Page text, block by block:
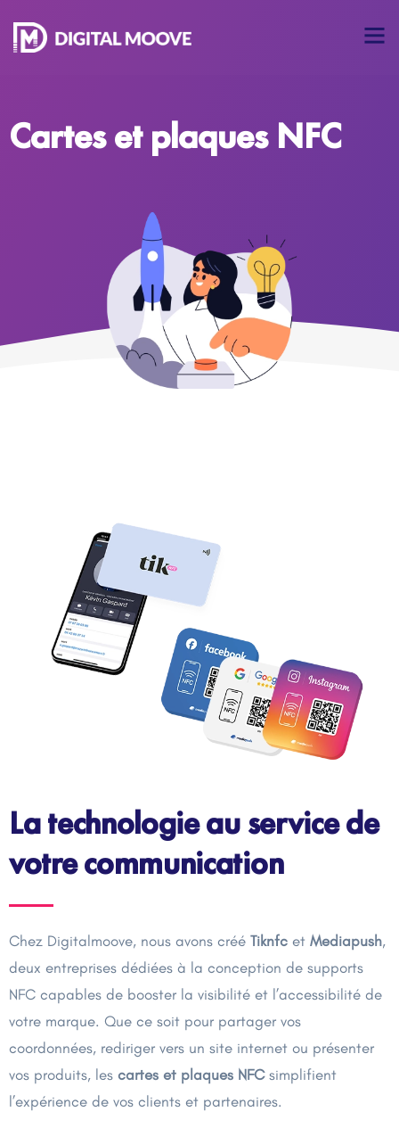
Cartes et plaques NFC
La technologie au service de
votre communication
Chez Digitalmoove, nous avons créé Tiknfc et Mediapush,
deux entreprises dédiées à la conception de supports
NFC capables de booster la visibilité et l’accessibilité de
votre marque. Que ce soit pour partager vos
coordonnées, rediriger vers un site internet ou présenter
vos produits, les cartes et plaques NFCsimplifient
l’expérience de vos clients et partenaires.